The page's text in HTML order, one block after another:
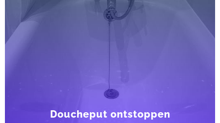
Doucheput ontstoppen